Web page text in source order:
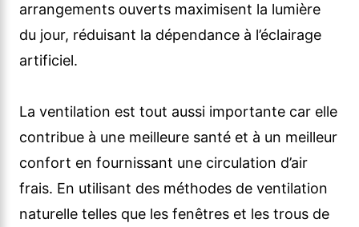
arrangements ouverts maximisent la lumière
du jour, réduisant la dépendance à l’éclairage
artificiel.
La ventilation est tout aussi importante car elle
contribue à une meilleure santé et à un meilleur
confort en fournissant une circulation d’air
frais. En utilisant des méthodes de ventilation
naturelle telles que les fenêtres et les trous de